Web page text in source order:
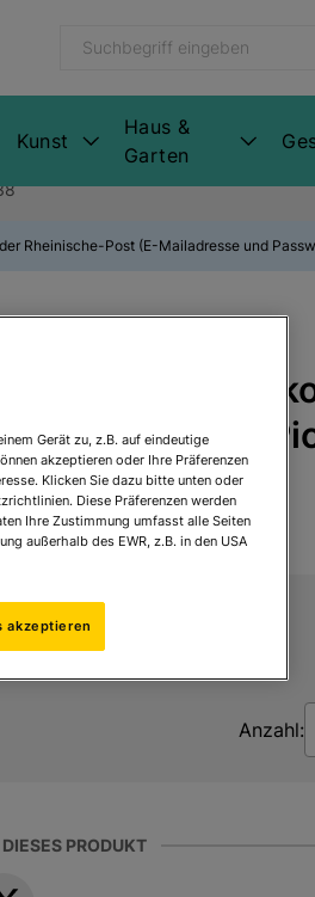
Kunst
Haus &
Garten
Rheinische-Post (E-Mailadresse und
und Rot /
148,00 €
zzgl.Versandkosten
Anzahl:
PRODUKT
Gerät zu, z.B. auf eindeutige
akzeptieren oder Ihre Präferenzen
Klicken Sie dazu bitte unten oder
Diese Präferenzen werden
Ihre Zustimmung umfasst alle Seiten
außerhalb des EWR, z.B. in den USA
akzeptieren